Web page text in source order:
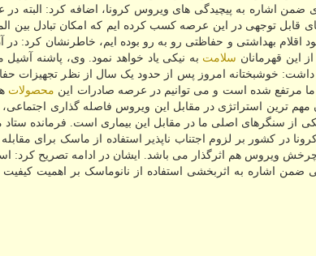
اشاره به پیچیدگی های ویروس کرونا، اضافه کرد: البته در
توجهی در این عرصه کسب کرده ایم که امکان تبادل بین
اقلام بهداشتی و حفاظتی رو به رو بوده ایم، خاطرنشان کرد: در
این قهرمانان سلامت به نیکی یاد خواهد نمود. وی، پاشنه آشیل
داشت: خوشبختانه امروز پس از حدود یک سال از نظر تجهیزات
مرتفع شده است و می توانیم در عرصه صادرات این محصولات
مهم ترین استراتژی در مقابل این ویروس فاصله گذاری اجتماعی،
اصلی ما در مقابل این بیماری است. فرمانده ستاد
در کشور بر لزوم اجتناب ناپذیر استفاده از ماسک برای مقابله
ویروس هم اثرگذار می باشد. ایشان در ادامه تصریح کرد:
اشاره به اثربخشی استفاده از نانوماسک بر اهمیت